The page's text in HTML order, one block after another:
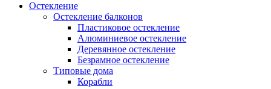
Остекление
Остекление балконов
Пластиковое остекление
Алюминиевое остекление
Деревянное остекление
Безрамное остекление
Типовые дома
Корабли